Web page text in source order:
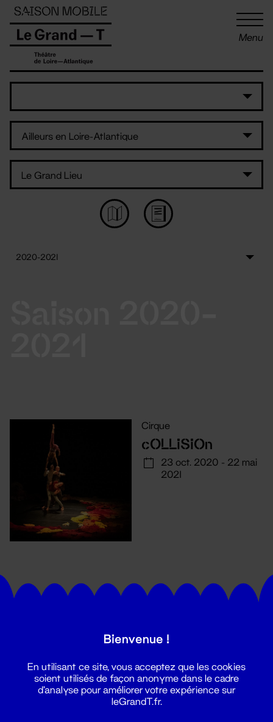
Menu
Cirque
cOLLiSiOn
23 oct. 2020 - 22 mai
2021
Grand T :
Panneau de gestion des cookies
Bienvenue !
En utilisant ce site, vous acceptez que les cookies
soient utilisés de façon anonyme dans le cadre
d'analyse pour améliorer votre expérience sur
leGrandT.fr.